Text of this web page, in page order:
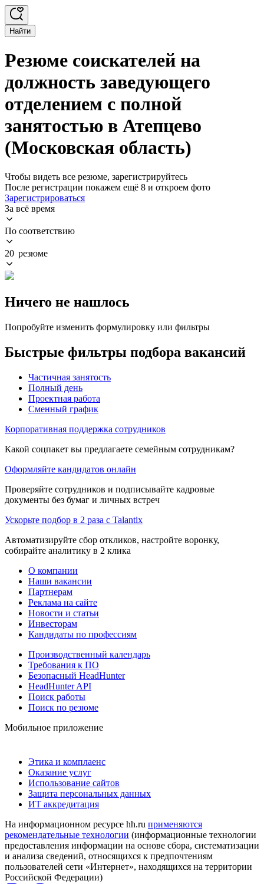
Найти
Резюме соискателей на
должность заведующего
отделением с полной
занятостью в Атепцево
(Московская область)
Чтобы видеть все резюме, зарегистрируйтесь
После регистрации покажем ещё 8 и откроем фото
Зарегистрироваться
За всё время
По соответствию
20 резюме
Ничего не нашлось
Попробуйте изменить формулировку или фильтры
Быстрые фильтры подбора вакансий
Частичная занятость
Полный день
Проектная работа
Сменный график
Корпоративная поддержка сотрудников
Какой соцпакет вы предлагаете семейным сотрудникам?
Оформляйте кандидатов онлайн
Проверяйте сотрудников и подписывайте кадровые
документы без бумаг и личных встреч
Ускорьте подбор в 2 раза с Talantix
Автоматизируйте сбор откликов, настройте воронку,
собирайте аналитику в 2 клика
О компании
Наши вакансии
Партнерам
Реклама на сайте
Новости и статьи
Инвесторам
Кандидаты по профессиям
Производственный календарь
Требования к ПО
Безопасный HeadHunter
HeadHunter API
Поиск работы
Поиск по резюме
Мобильное приложение
Этика и комплаенс
Оказание услуг
Использование сайтов
Защита персональных данных
ИТ аккредитация
На информационном ресурсе hh.ru применяются
рекомендательные технологии (информационные технологии
предоставления информации на основе сбора, систематизации
и анализа сведений, относящихся к предпочтениям
пользователей сети «Интернет», находящихся на территории
Российской Федерации)